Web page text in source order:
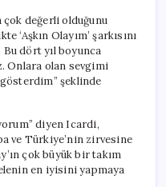
değerli olduğunu
Olayım’ şarkısını
dört yıl boyunca
Onlara olan sevgimi
gösterdim” şeklinde
diyen Icardi,
ve Türkiye’nin zirvesine
çok büyük bir takım
en iyisini yapmaya